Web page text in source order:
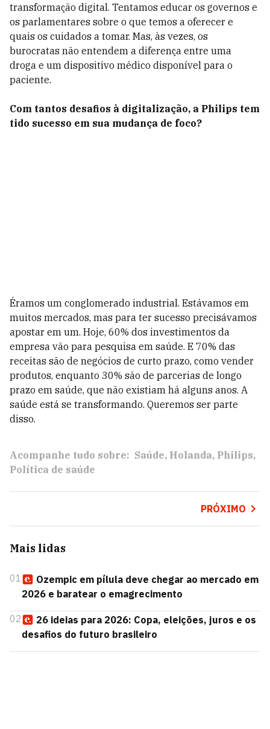
transformação digital. Tentamos educar os governos e
os parlamentares sobre o que temos a oferecer e
quais os cuidados a tomar. Mas, às vezes, os
burocratas não entendem a diferença entre uma
droga e um dispositivo médico disponível para o
paciente.
Com tantos desafios à digitalização, a Philips tem
tido sucesso em sua mudança de foco?
Éramos um conglomerado industrial. Estávamos em
muitos mercados, mas para ter sucesso precisávamos
apostar em um. Hoje, 60% dos investimentos da
empresa vão para pesquisa em saúde. E 70% das
receitas são de negócios de curto prazo, como vender
produtos, enquanto 30% são de parcerias de longo
prazo em saúde, que não existiam há alguns anos. A
saúde está se transformando. Queremos ser parte
disso.
Acompanhe tudo sobre: Saúde Holanda Philips
Política de saúde
PRÓXIMO
Mais lidas
01
Ozempic em pílula deve chegar ao mercado em
2026 e baratear o emagrecimento
02
26 ideias para 2026: Copa, eleições, juros e os
desafios do futuro brasileiro